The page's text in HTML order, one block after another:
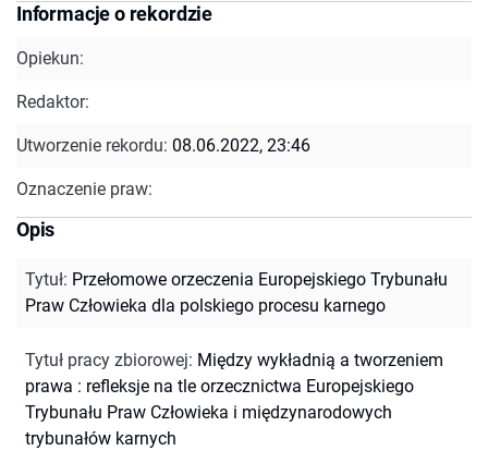
Informacje o rekordzie
Opiekun:
Redaktor:
Utworzenie rekordu: 08.06.2022, 23:46
Oznaczenie praw:
Opis
Tytuł: Przełomowe orzeczenia Europejskiego Trybunału
Praw Człowieka dla polskiego procesu karnego
Tytuł pracy zbiorowej: Między wykładnią a tworzeniem
prawa : refleksje na tle orzecznictwa Europejskiego
Trybunału Praw Człowieka i międzynarodowych
trybunałów karnych